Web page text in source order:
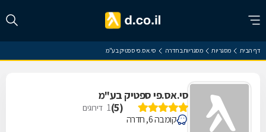
דף הבית מסגריות מסגריות בחדרה סי.אס.פי ספטיק בע"מ
סי.אס.פי ספטיק בע"מ
(
5
)
1 דירוגים
קומבה 6, חדרה